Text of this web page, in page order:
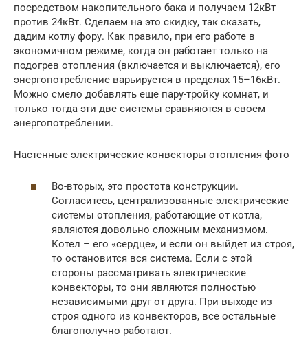
посредством накопительного бака и получаем 12кВт
против 24кВт. Сделаем на это скидку, так сказать,
дадим котлу фору. Как правило, при его работе в
экономичном режиме, когда он работает только на
подогрев отопления (включается и выключается), его
энергопотребление варьируется в пределах 15–16кВт.
Можно смело добавлять еще пару-тройку комнат, и
только тогда эти две системы сравняются в своем
энергопотреблении.
Настенные электрические конвекторы отопления фото
Во-вторых, это простота конструкции.
Согласитесь, централизованные электрические
системы отопления, работающие от котла,
являются довольно сложным механизмом.
Котел – его «сердце», и если он выйдет из строя,
то остановится вся система. Если с этой
стороны рассматривать электрические
конвекторы, то они являются полностью
независимыми друг от друга. При выходе из
строя одного из конвекторов, все остальные
благополучно работают.